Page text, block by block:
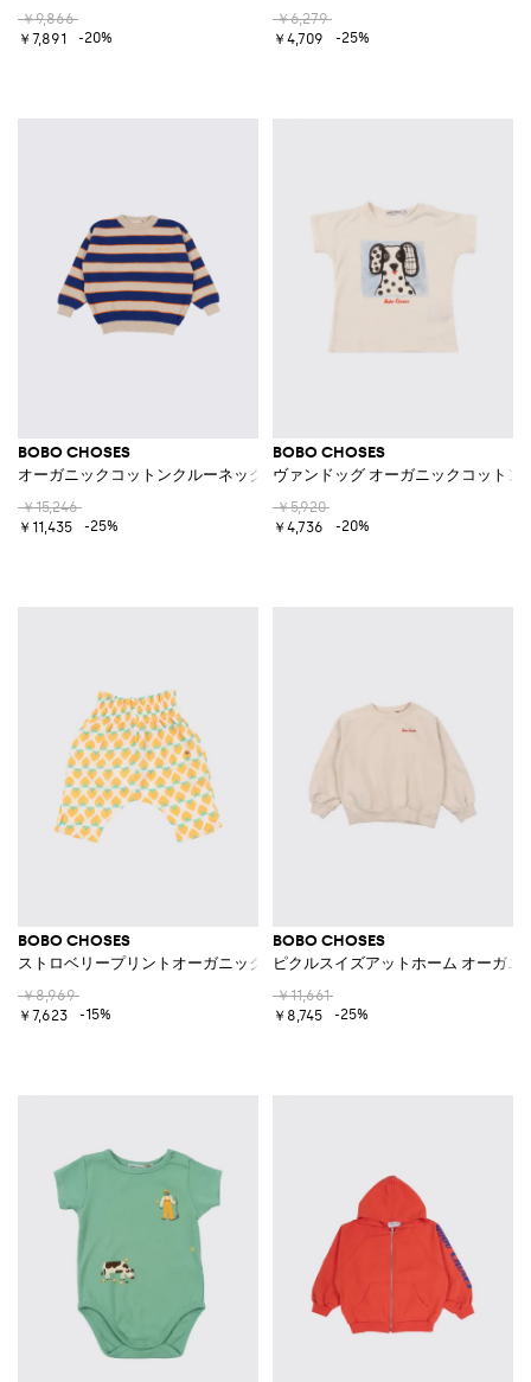
￥9,866
￥7,891
-20%
￥6,279
￥4,709
-25%
BOBO CHOSES
オーガニックコットンクルーネックプルオーバー
￥15,246
￥11,435
-25%
BOBO CHOSES
ヴァンドッグ オーガニックコットン
￥5,920
￥4,736
-20%
BOBO CHOSES
ストロベリープリントオーガニックコットンパンツ
￥8,969
￥7,623
-15%
BOBO CHOSES
ピクルスイズアットホーム オーガ
￥11,661
￥8,745
-25%